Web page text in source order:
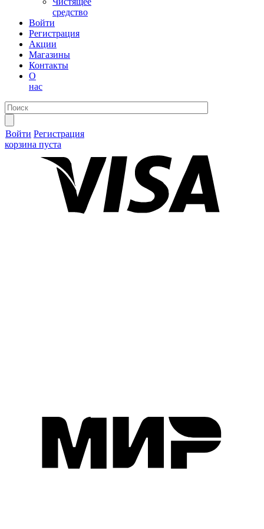
средство
Войти
Регистрация
Акции
Магазины
Контакты
О
нас
Войти Регистрация
корзина пуста